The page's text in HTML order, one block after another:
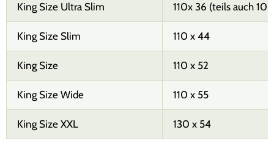
King Size Ultra Slim 110x 36 (teils auch
King Size Slim 110 x 44
King Size 110 x 52
King Size Wide 110 x 55
King Size XXL 130 x 54